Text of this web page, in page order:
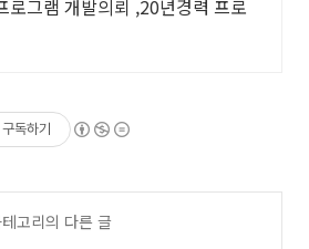
로그램 개발의뢰 ,20년경력 프로
구독하기
고리의 다른 글